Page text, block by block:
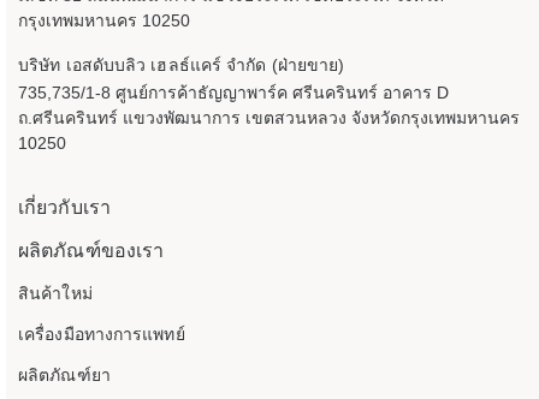
กรุงเทพมหานคร 10250
บริษัท เอสดับบลิว เฮลธ์แคร์ จำกัด (ฝ่ายขาย)
735,735/1-8 ศูนย์การค้าธัญญาพาร์ค ศรีนครินทร์ อาคาร D
ถ.ศรีนครินทร์ แขวงพัฒนาการ เขตสวนหลวง จังหวัดกรุงเทพมหานคร
10250
เกี่ยวกับเรา
ผลิตภัณฑ์ของเรา
สินค้าใหม่
เครื่องมือทางการแพทย์
ผลิตภัณฑ์ยา